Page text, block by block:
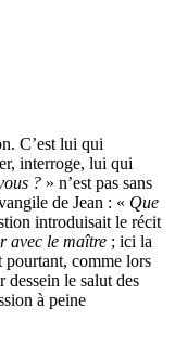
C’est lui qui
interroge, lui qui
? » n’est pas sans
de Jean : « Que
introduisait le récit
avec le maître ; ici la
pourtant, comme lors
dessein le salut des
à peine